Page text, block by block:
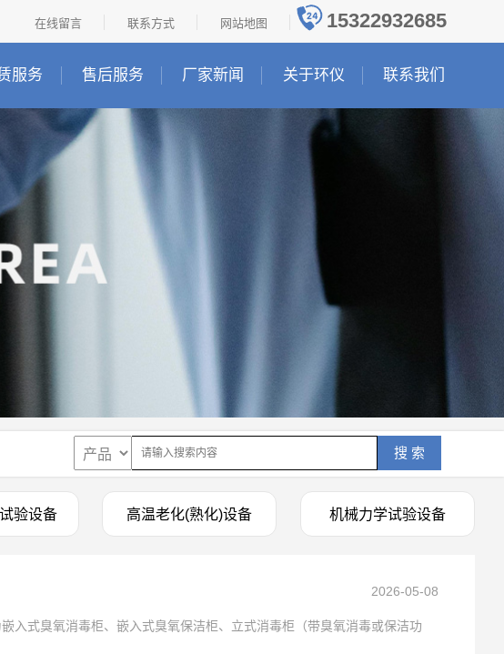
在线留言 联系方式 网站地图 15322932685
服务 售后服务 厂家新闻 关于环仪 联系我们
搜 索
验设备 高温老化(熟化)设备 机械力学试验设备
2026-05-08
入式臭氧消毒柜、嵌入式臭氧保洁柜、立式消毒柜（带臭氧消毒或保洁功